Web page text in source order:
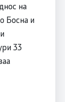
на
Босна и
33